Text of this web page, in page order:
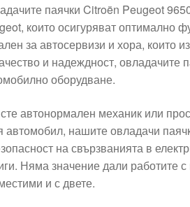
паячки Citroën Peugeot
които осигуряват оптимално
за автосервизи и хора, които
и надеждност, овладачите
оборудване.
автонормален механик или
автомобил, нашите овладачи
на свързванията в
Няма значение дали работите
и с двете.